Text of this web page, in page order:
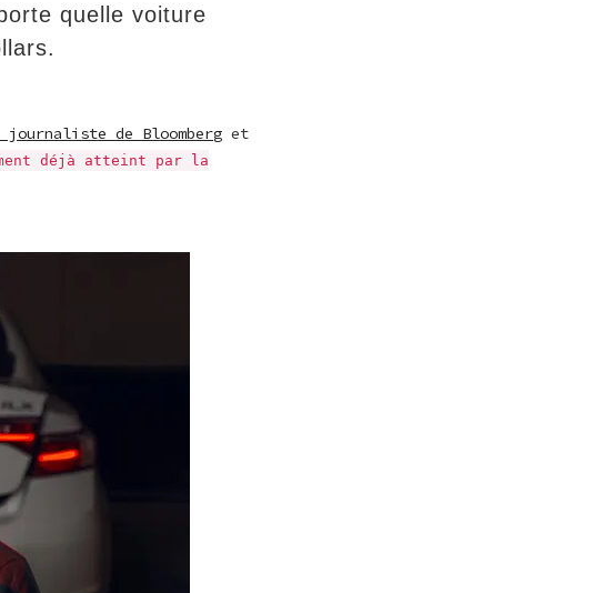
quelle voiture
journaliste de Bloomberg et
déjà atteint par la